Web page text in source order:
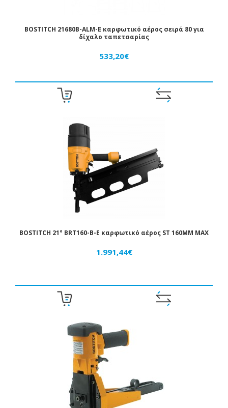
BOSTITCH 21680B-ALM-E καρφωτικό αέρος σειρά 80 για
δίχαλο ταπετσαρίας
533,20€
BOSTITCH 21° BRT160-B-E καρφωτικό αέρος ST 160MM MAX
1.991,44€